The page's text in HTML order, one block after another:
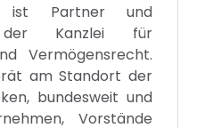
ist Partner und
der Kanzlei für
Vermögensrecht.
am Standort der
bundesweit und
Vorstände